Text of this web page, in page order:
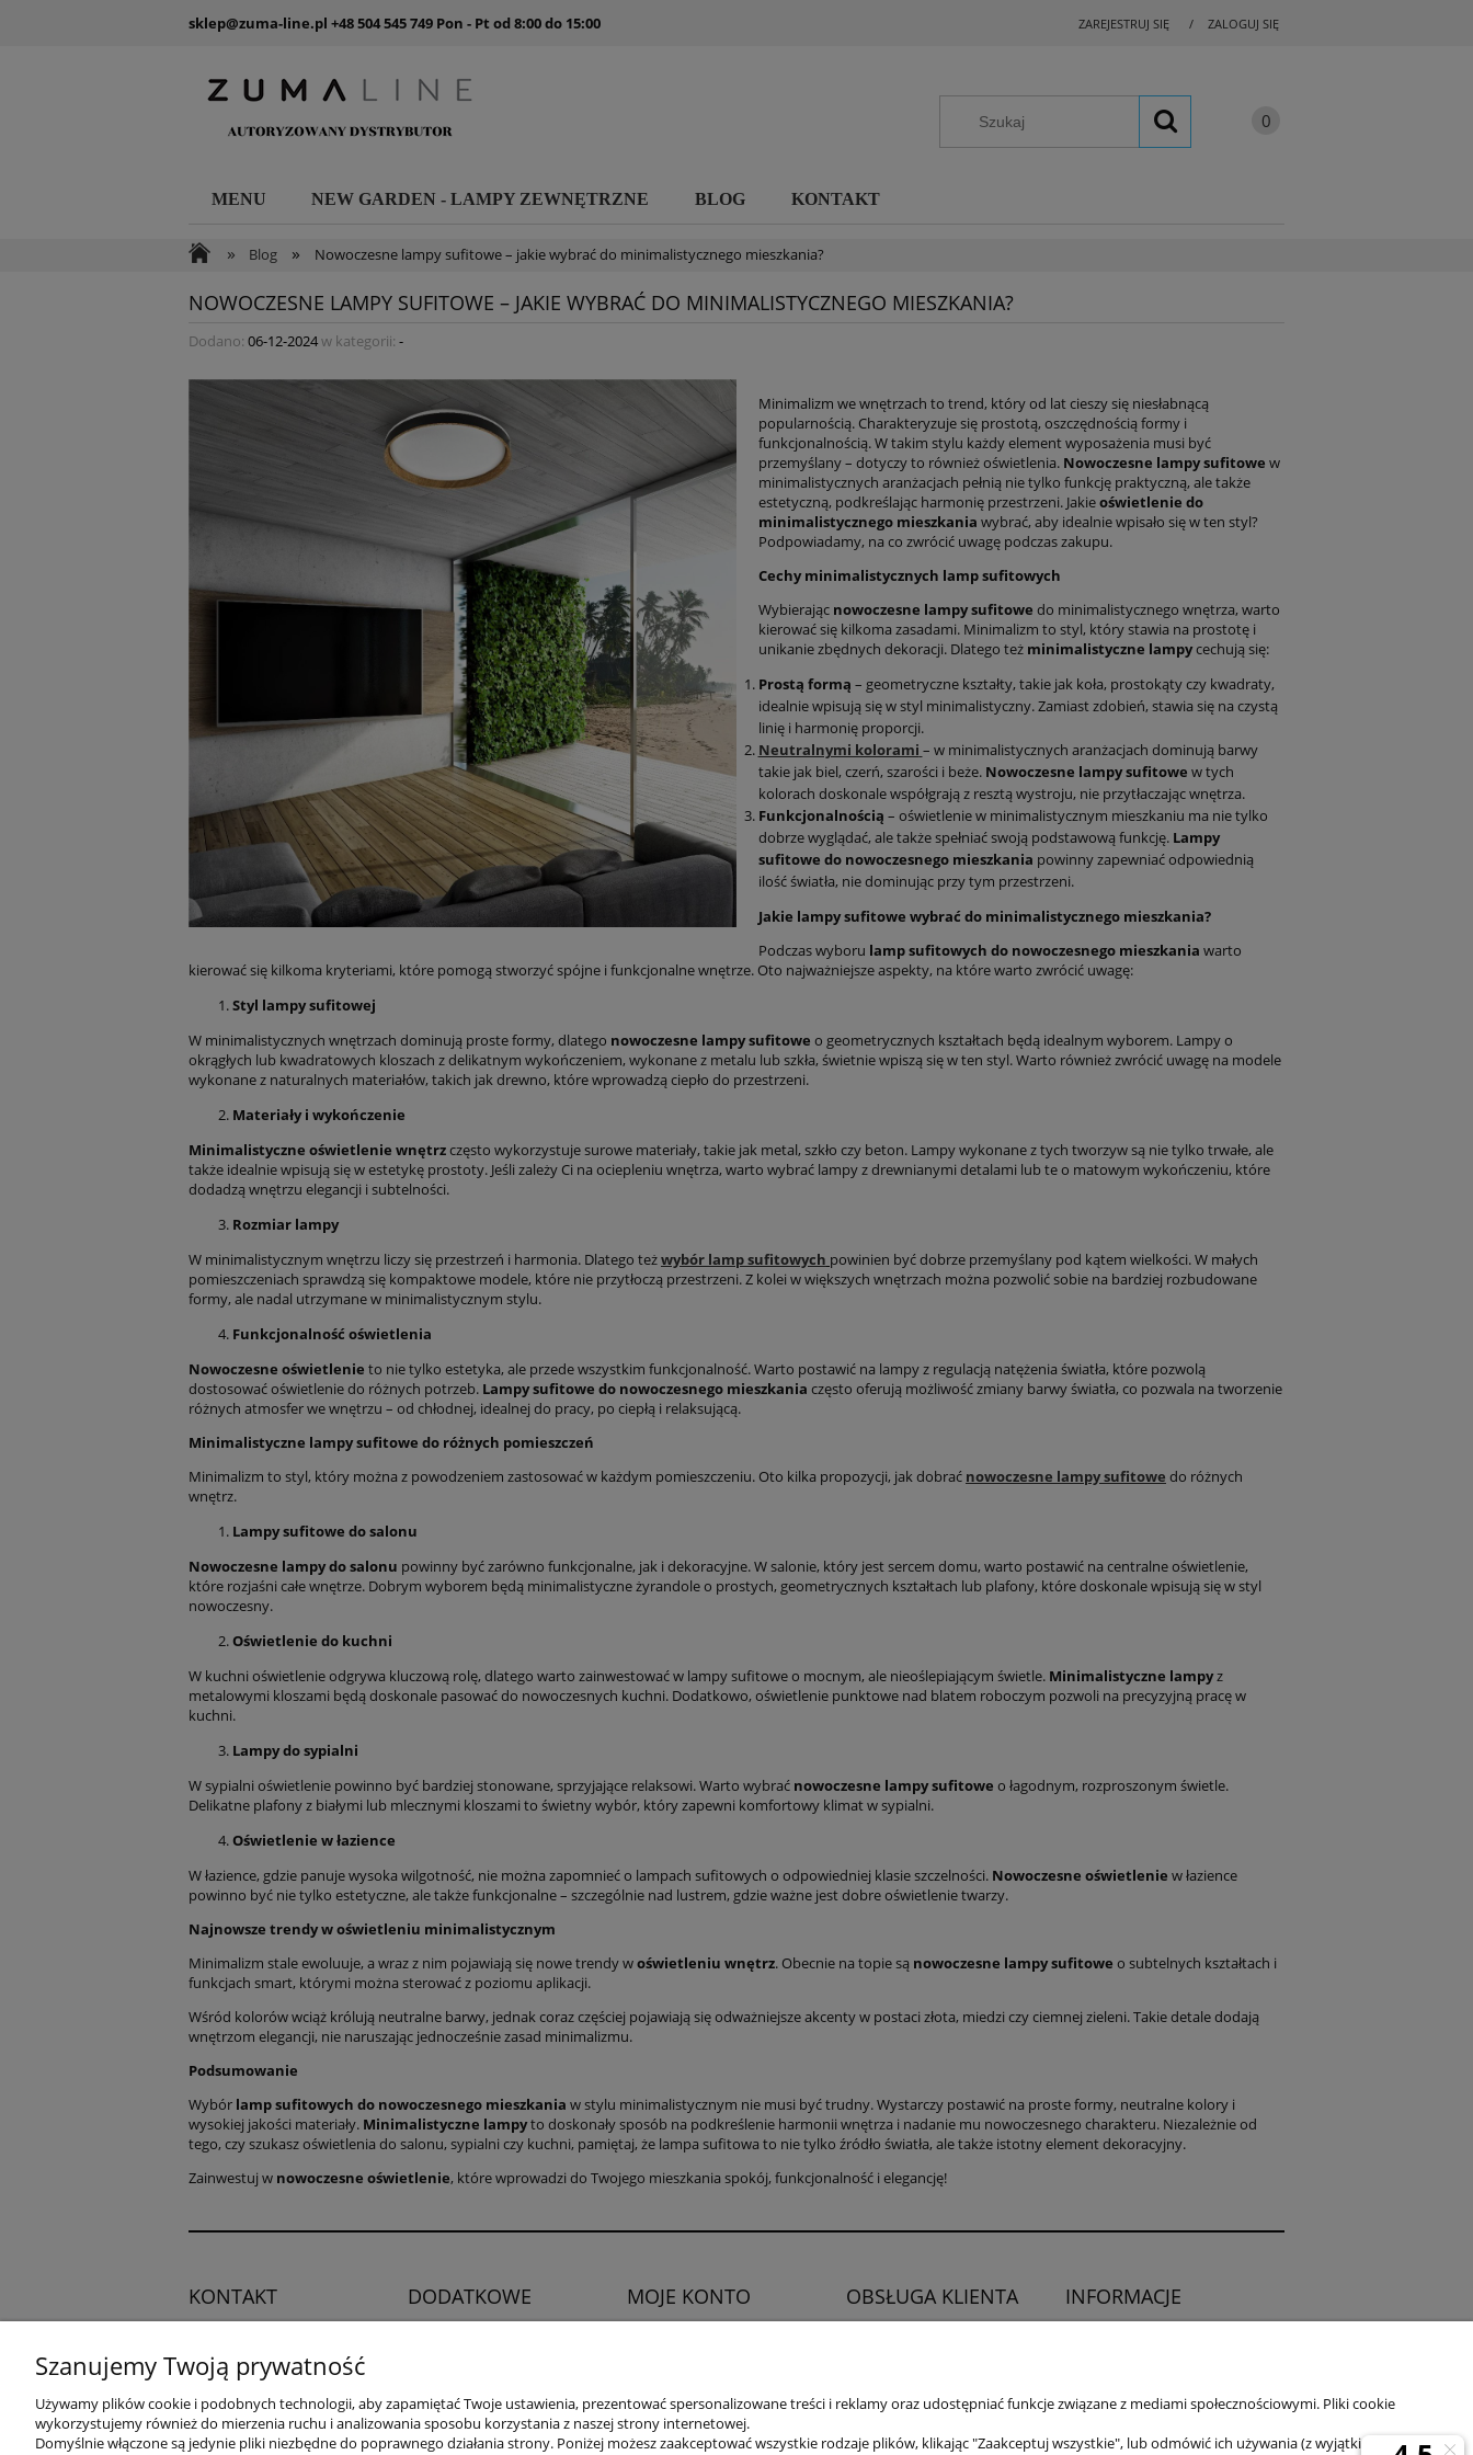
ZAREJESTRUJ SIĘ ZALOGUJ SIĘ
sklep@zuma-line.pl +48 504 545 749 Pon - Pt od 8:00 do 15:00
MENU NEW GARDEN - LAMPY ZEWNĘTRZNE BLOG KONTAKT
» Blog » Nowoczesne lampy sufitowe – jakie wybrać do minimalistycznego mieszkania?
NOWOCZESNE LAMPY SUFITOWE – JAKIE WYBRAĆ DO MINIMALISTYCZNEGO MIESZKANIA?
Dodano: 06-12-2024w kategorii: -
Minimalizm we wnętrzach to trend, który od lat cieszy się niesłabnącą
popularnością. Charakteryzuje się prostotą, oszczędnością formy i
funkcjonalnością. W takim stylu każdy element wyposażenia musi być
przemyślany – dotyczy to również oświetlenia. Nowoczesne lampy sufitowe w
minimalistycznych aranżacjach pełnią nie tylko funkcję praktyczną, ale także
estetyczną, podkreślając harmonię przestrzeni. Jakieoświetlenie do
minimalistycznego mieszkania wybrać, aby idealnie wpisało się w ten styl?
Podpowiadamy, na co zwrócić uwagę podczas zakupu.
Cechy minimalistycznych lamp sufitowych
Wybierając nowoczesne lampy sufitowe do minimalistycznego wnętrza, warto
kierować się kilkoma zasadami. Minimalizm to styl, który stawia na prostotę i
unikanie zbędnych dekoracji. Dlatego też minimalistyczne lampycechują się:
Prostą formą – geometryczne kształty, takie jak koła, prostokąty czy kwadraty,
idealnie wpisują się w styl minimalistyczny. Zamiast zdobień, stawia się na czystą
linię i harmonię proporcji.
Neutralnymi kolorami – w minimalistycznych aranżacjach dominują barwy
takie jak biel, czerń, szarości i beże. Nowoczesne lampy sufitowe w tych
kolorach doskonale współgrają z resztą wystroju, nie przytłaczając wnętrza.
Funkcjonalnością – oświetlenie w minimalistycznym mieszkaniu ma nie tylko
dobrze wyglądać, ale także spełniać swoją podstawową funkcję. Lampy
sufitowe do nowoczesnego mieszkania powinny zapewniać odpowiednią
ilość światła, nie dominując przy tym przestrzeni.
Jakie lampy sufitowe wybrać do minimalistycznego mieszkania?
Podczas wyboru lamp sufitowych do nowoczesnego mieszkania warto
kierować się kilkoma kryteriami, które pomogą stworzyć spójne i funkcjonalne wnętrze. Oto najważniejsze aspekty, na które warto zwrócić uwagę:
Styl lampy sufitowej
W minimalistycznych wnętrzach dominują proste formy, dlatego nowoczesne lampy sufitowe o geometrycznych kształtach będą idealnym wyborem. Lampy o
okrągłych lub kwadratowych kloszach z delikatnym wykończeniem, wykonane z metalu lub szkła, świetnie wpiszą się w ten styl. Warto również zwrócić uwagę na modele
wykonane z naturalnych materiałów, takich jak drewno, które wprowadzą ciepło do przestrzeni.
Materiały i wykończenie
Minimalistyczne oświetlenie wnętrzczęsto wykorzystuje surowe materiały, takie jak metal, szkło czy beton. Lampy wykonane z tych tworzyw są nie tylko trwałe, ale
także idealnie wpisują się w estetykę prostoty. Jeśli zależy Ci na ociepleniu wnętrza, warto wybrać lampy z drewnianymi detalami lub te o matowym wykończeniu, które
dodadzą wnętrzu elegancji i subtelności.
Rozmiar lampy
W minimalistycznym wnętrzu liczy się przestrzeń i harmonia. Dlatego teżwybór lamp sufitowych powinien być dobrze przemyślany pod kątem wielkości. W małych
pomieszczeniach sprawdzą się kompaktowe modele, które nie przytłoczą przestrzeni. Z kolei w większych wnętrzach można pozwolić sobie na bardziej rozbudowane
formy, ale nadal utrzymane w minimalistycznym stylu.
Funkcjonalność oświetlenia
Nowoczesne oświetlenie to nie tylko estetyka, ale przede wszystkim funkcjonalność. Warto postawić na lampy z regulacją natężenia światła, które pozwolą
dostosować oświetlenie do różnych potrzeb. Lampy sufitowe do nowoczesnego mieszkania często oferują możliwość zmiany barwy światła, co pozwala na tworzenie
różnych atmosfer we wnętrzu – od chłodnej, idealnej do pracy, po ciepłą i relaksującą.
Minimalistyczne lampy sufitowe do różnych pomieszczeń
Minimalizm to styl, który można z powodzeniem zastosować w każdym pomieszczeniu. Oto kilka propozycji, jak dobrać nowoczesne lampy sufitowe do różnych
wnętrz.
Lampy sufitowe do salonu
Nowoczesne lampy do salonu powinny być zarówno funkcjonalne, jak i dekoracyjne. W salonie, który jest sercem domu, warto postawić na centralne oświetlenie,
które rozjaśni całe wnętrze. Dobrym wyborem będą minimalistyczne żyrandole o prostych, geometrycznych kształtach lub plafony, które doskonale wpisują się w styl
nowoczesny.
Oświetlenie do kuchni
W kuchni oświetlenie odgrywa kluczową rolę, dlatego warto zainwestować w lampy sufitowe o mocnym, ale nieoślepiającym świetle. Minimalistyczne lampyz
metalowymi kloszami będą doskonale pasować do nowoczesnych kuchni. Dodatkowo, oświetlenie punktowe nad blatem roboczym pozwoli na precyzyjną pracę w
kuchni.
Lampy do sypialni
W sypialni oświetlenie powinno być bardziej stonowane, sprzyjające relaksowi. Warto wybrać nowoczesne lampy sufitowe o łagodnym, rozproszonym świetle.
Delikatne plafony z białymi lub mlecznymi kloszami to świetny wybór, który zapewni komfortowy klimat w sypialni.
Oświetlenie w łazience
W łazience, gdzie panuje wysoka wilgotność, nie można zapomnieć o lampach sufitowych o odpowiedniej klasie szczelności. Nowoczesne oświetlenie w łazience
powinno być nie tylko estetyczne, ale także funkcjonalne – szczególnie nad lustrem, gdzie ważne jest dobre oświetlenie twarzy.
Najnowsze trendy w oświetleniu minimalistycznym
Minimalizm stale ewoluuje, a wraz z nim pojawiają się nowe trendy woświetleniu wnętrz. Obecnie na topie są nowoczesne lampy sufitowe o subtelnych kształtach i
funkcjach smart, którymi można sterować z poziomu aplikacji.
Wśród kolorów wciąż królują neutralne barwy, jednak coraz częściej pojawiają się odważniejsze akcenty w postaci złota, miedzi czy ciemnej zieleni. Takie detale dodają
wnętrzom elegancji, nie naruszając jednocześnie zasad minimalizmu.
Podsumowanie
Wybór lamp sufitowych do nowoczesnego mieszkania w stylu minimalistycznym nie musi być trudny. Wystarczy postawić na proste formy, neutralne kolory i
wysokiej jakości materiały. Minimalistyczne lampyto doskonały sposób na podkreślenie harmonii wnętrza i nadanie mu nowoczesnego charakteru. Niezależnie od
tego, czy szukasz oświetlenia do salonu, sypialni czy kuchni, pamiętaj, że lampa sufitowa to nie tylko źródło światła, ale także istotny element dekoracyjny.
Zainwestuj w nowoczesne oświetlenie, które wprowadzi do Twojego mieszkania spokój, funkcjonalność i elegancję!
KONTAKT
Potrzebujesz pomocy?
Zadzwoń!
+48 504 545
749
DODATKOWE
Blog
MOJE KONTO
Ulubione
OBSŁUGA KLIENTA INFORMACJE
Szanujemy Twoją prywatność
Używamy plików cookie i podobnych technologii, aby zapamiętać Twoje ustawienia, prezentować spersonalizowane treści i reklamy oraz udostępniać funkcje związane z mediami społecznościowymi. Pliki cookie
wykorzystujemy również do mierzenia ruchu i analizowania sposobu korzystania z naszej strony internetowej.
Domyślnie włączone są jedynie pliki niezbędne do poprawnego działania strony. Poniżej możesz zaakceptować wszystkie rodzaje plików, klikając "Zaakceptuj wszystkie", lub odmówić ich używania (z wyjątkiem